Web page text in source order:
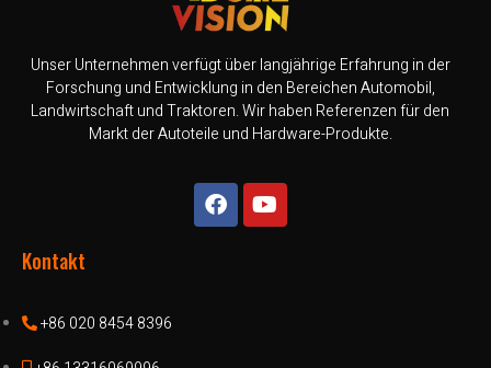
Unser Unternehmen verfügt über langjährige Erfahrung in der
Forschung und Entwicklung in den Bereichen Automobil,
Landwirtschaft und Traktoren. Wir haben Referenzen für den
Markt der Autoteile und Hardware-Produkte.
Kontakt
+86 020 8454 8396